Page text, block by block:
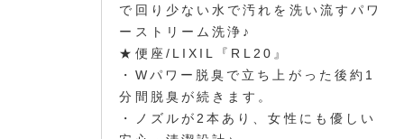
で回り少ない水で汚れを洗い流すパワ
ーストリーム洗浄♪
★便座/LIXIL『RL20』
・Wパワー脱臭で立ち上がった後約1
分間脱臭が続きます。
・ノズルが2本あり、女性にも優しい